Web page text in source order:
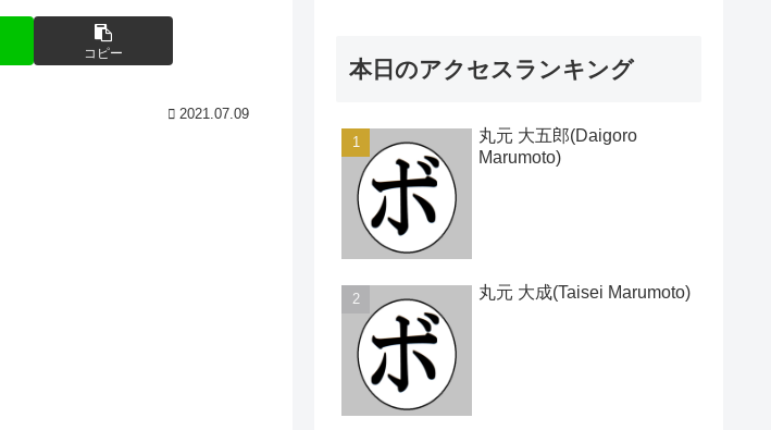
コピー
2021.07.09
本日のアクセスランキング
丸元 大五郎(Daigoro
Marumoto)
丸元 大成(Taisei Marumoto)